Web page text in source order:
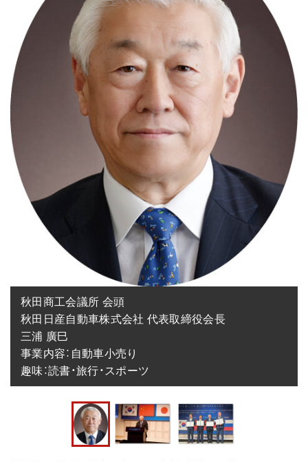
秋田商工会議所 会頭
秋田日産自動車株式会社 代表取締役会長
三浦 廣巳
事業内容：自動車小売り
趣味：読書・旅行・スポーツ